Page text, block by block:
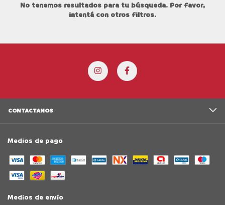
No tenemos resultados para tu búsqueda. Por favor,
intentá con otros filtros.
CONTACTANOS
Medios de pago
Medios de envío